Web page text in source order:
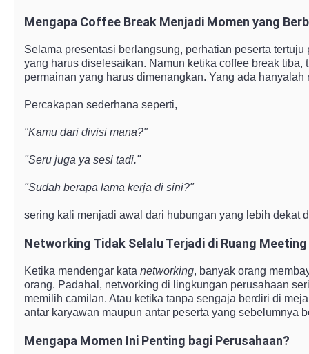
Mengapa Coffee Break Menjadi Momen yang
Selama presentasi berlangsung, perhatian peserta
yang harus diselesaikan. Namun ketika coffee break
permainan yang harus dimenangkan. Yang ada
Percakapan sederhana seperti,
"Kamu dari divisi mana?"
"Seru juga ya sesi tadi."
"Sudah berapa lama kerja di sini?"
sering kali menjadi awal dari hubungan yang lebih dekat
Networking Tidak Selalu Terjadi di Ruang Meeting
Ketika mendengar kata networking, banyak orang
orang. Padahal, networking di lingkungan perusahaan
memilih camilan. Atau ketika tanpa sengaja berdiri di
antar karyawan maupun antar peserta yang sebelumnya
Mengapa Momen Ini Penting bagi Perusahaan?